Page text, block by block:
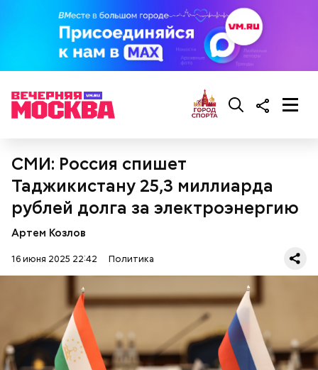
СМИ: Россия спишет
Таджикистану 25,3 миллиарда
рублей долга за электроэнергию
Артем Козлов
16 июня 2025 22:42 Политика
Помимо этого, Цуркова раскритиковала боевые
действия Израиля в секторе Газа. Также женщина
заявила, что премьер-министром страны
Биньямином Нетаньяху управляют его жена Сара и